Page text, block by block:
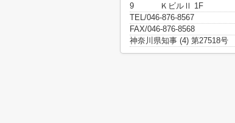
9 ＫビルⅡ 1F
TEL/046-876-8567
FAX/046-876-8568
神奈川県知事 (4) 第27518号